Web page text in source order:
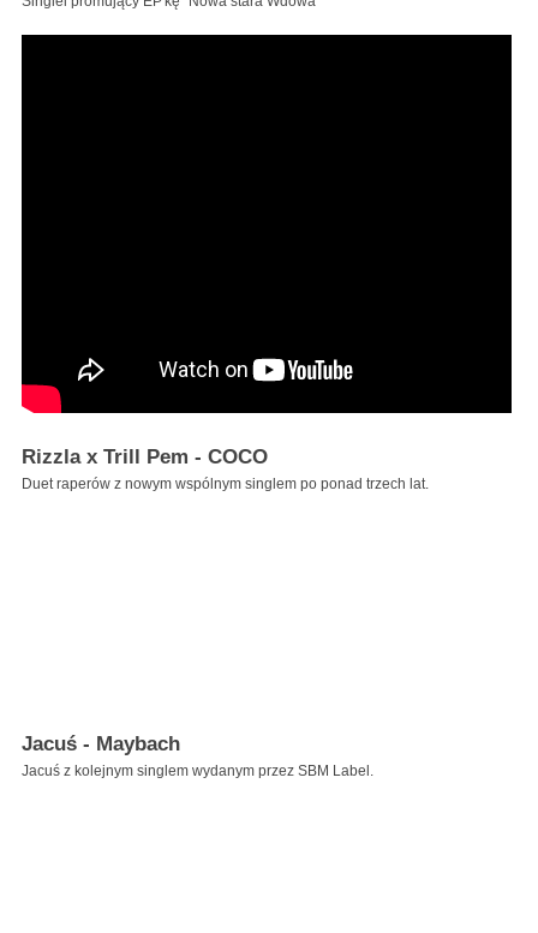
Rizzla x Trill Pem - COCO
Duet raperów z nowym wspólnym singlem po ponad trzech lat.
Jacuś - Maybach
Jacuś z kolejnym singlem wydanym przez SBM Label.